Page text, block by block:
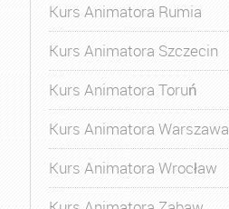
Kurs Animatora Rumia
Kurs Animatora Szczecin
Kurs Animatora Toruń
Kurs Animatora Warszawa
Kurs Animatora Wrocław